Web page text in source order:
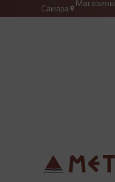
Самара
Магазины